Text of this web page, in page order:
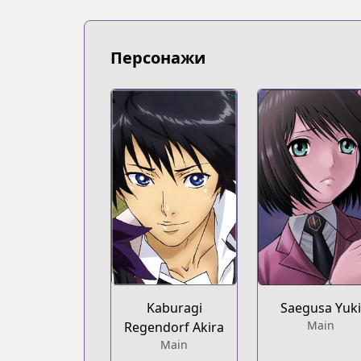
Official English
https://sevenseasentertainment.com/
Персонажи
Kaburagi
Regendorf Akira
Main
Saegusa Yuki
Main